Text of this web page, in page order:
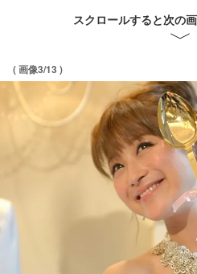
スクロールすると次の
( 画像3/13 )